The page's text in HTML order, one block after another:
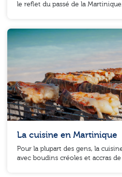
le reflet du passé de la Martinique.
La cuisine en Martinique
Pour la plupart des gens, la
avec boudins créoles et accras